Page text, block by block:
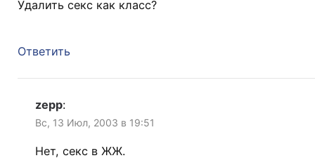
Удалить секс как класс?
Ответить
zepp:
Вс, 13 Июл, 2003 в 19:51
Нет, секс в ЖЖ.